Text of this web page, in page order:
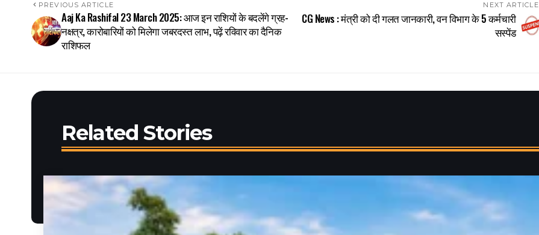
PREVIOUS ARTICLE
Aaj Ka Rashifal 23 March 2025: आज इन राशियों के बदलेंगे ग्रह-
नक्षत्र, कारोबारियों को मिलेगा जबरदस्त लाभ, पढ़ें रविवार का दैनिक
राशिफल
NEXT ARTICLE
CG News : मंत्री को दी गलत जानकारी, वन विभाग के 5 कर्मचारी
सस्पेंड
Related Stories